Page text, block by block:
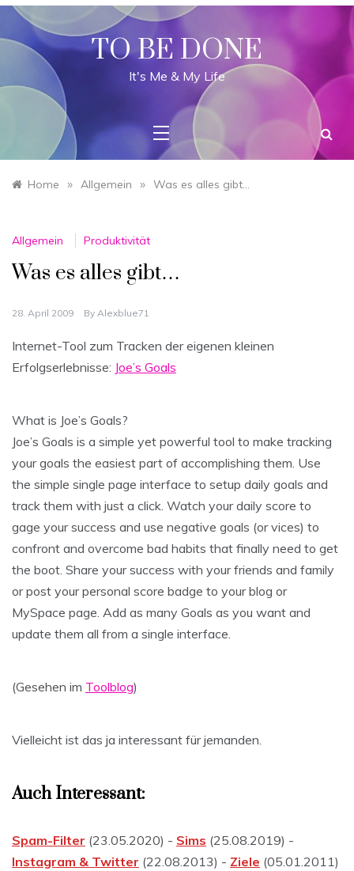
Skip
content
TO BE DONE
It's Me & My Life
Home » Allgemein » Was es alles gibt…
Allgemein Produktivität
Was es alles gibt…
28. April 2009 By Alexblue71
Internet-Tool zum Tracken der eigenen kleinen
Erfolgserlebnisse: Joe’s Goals
What is Joe’s Goals?
Joe’s Goals is a simple yet powerful tool to make tracking
your goals the easiest part of accomplishing them. Use
the simple single page interface to setup daily goals and
track them with just a click. Watch your daily score to
gage your success and use negative goals (or vices) to
confront and overcome bad habits that finally need to get
the boot. Share your success with your friends and family
or post your personal score badge to your blog or
MySpace page. Add as many Goals as you want and
update them all from a single interface.
(Gesehen im Toolblog)
Vielleicht ist das ja interessant für jemanden.
Auch Interessant:
Spam-Filter (23.05.2020) - Sims (25.08.2019) -
Instagram & Twitter (22.08.2013) - Ziele (05.01.2011)